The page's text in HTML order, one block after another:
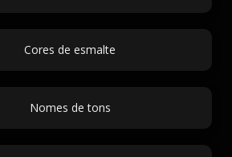
Cores de esmalte
Nomes de tons